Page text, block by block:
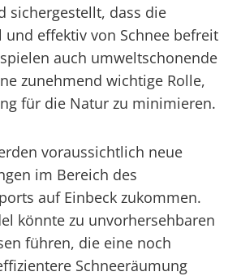
sichergestellt, dass die
und effektiv von Schnee befreit
auch umweltschonende
zunehmend wichtige Rolle,
für die Natur zu minimieren.
voraussichtlich neue
im Bereich des
auf Einbeck zukommen.
könnte zu unvorhersehbaren
führen, die eine noch
Schneeräumung